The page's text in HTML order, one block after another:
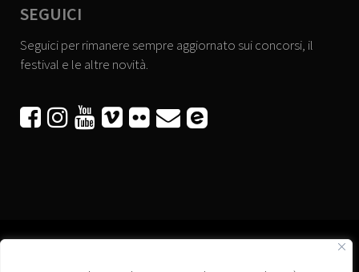
SEGUICI
Seguici per rimanere sempre aggiornato sui concorsi, il
festival e le altre novità.
     